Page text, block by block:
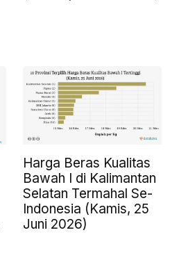
Harga Beras Kualitas
Bawah I di Kalimantan
Selatan Termahal Se-
Indonesia (Kamis, 25
Juni 2026)